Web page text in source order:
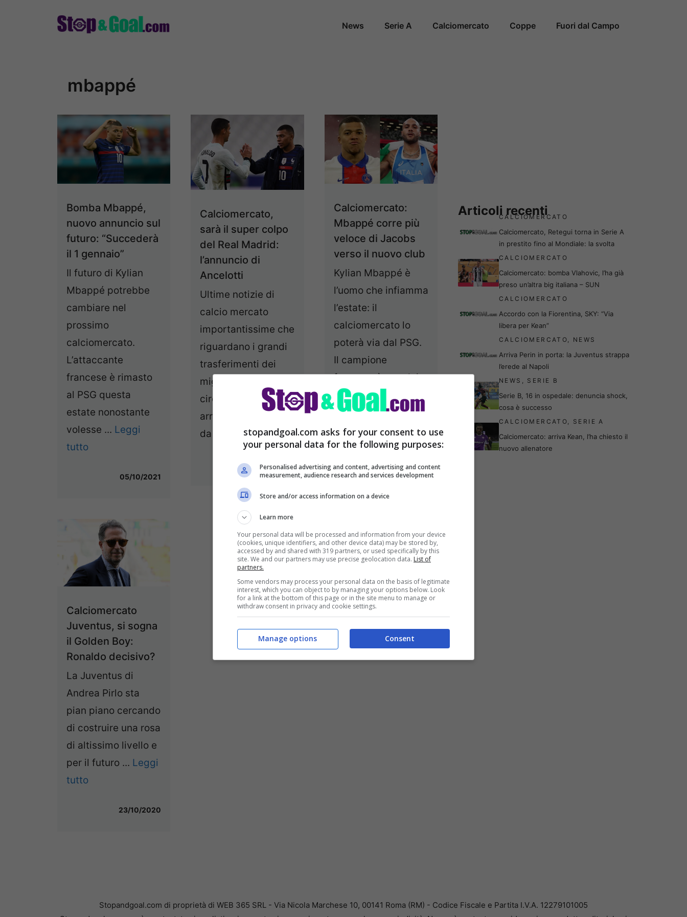
News Serie A Calciomercato Coppe Fuori dal Campo
mbappé
Bomba Mbappé,
nuovo annuncio sul
futuro: “Succederà
il 1 gennaio”
Il futuro di Kylian
Mbappé potrebbe
cambiare nel
prossimo
calciomercato.
L’attaccante
francese è rimasto
al PSG questa
estate nonostante
volesse ... Leggi
tutto
05/10/2021
Calciomercato,
sarà il super colpo
del Real Madrid:
l’annuncio di
Ancelotti
Ultime notizie di
calcio mercato
importantissime che
riguardano i grandi
trasferimenti dei
migliori attaccanti in
circolazione. Perché
arriva direttamente
da ...
Leggi tutto
13/08/2021
Calciomercato:
Mbappé corre più
veloce di Jacobs
verso il nuovo club
Kylian Mbappé è
l’uomo che infiamma
l’estate: il
calciomercato lo
poterà via dal PSG.
Il campione
francese è uno dei
...Leggi tutto
Calciomercato
Juventus, si sogna
il Golden Boy:
Ronaldo decisivo?
La Juventus di
Andrea Pirlo sta
pian piano cercando
di costruire una rosa
di altissimo livello e
per il futuro ... Leggi
tutto
23/10/2020
Articoli recenti
CALCIOMERCATO
Calciomercato, Retegui torna in Serie A
in prestito fino al Mondiale: la svolta
CALCIOMERCATO
Calciomercato: bomba Vlahovic, l’ha già
preso un’altra big italiana – SUN
CALCIOMERCATO
Accordo con la Fiorentina, SKY: “Via
libera per Kean”
CALCIOMERCATO, NEWS
Arriva Perin in porta: la Juventus strappa
l’erede al Napoli
NEWS , SERIE B
Serie B, 16 in ospedale: denuncia shock,
cosa è successo
CALCIOMERCATO, SERIE A
Calciomercato: arriva Kean, l’ha chiesto il
nuovo allenatore
Stopandgoal.com di proprietà di WEB 365 SRL - Via Nicola Marchese 10, 00141 Roma (RM) - Codice Fiscale e Partita I.V.A. 12279101005
stopandgoal.com asks for your consent to use
your personal data for the following purposes:
Personalised advertising and content, advertising and content
measurement, audience research and services development
Store and/or access information on a device
Learn more
Your personal data will be processed and information from your device
(cookies, unique identifiers, and other device data) may be stored by,
accessed by and shared with 319 partners, or used specifically by this
site. We and our partners may use precise geolocation data. List of
partners.
Some vendors may process your personal data on the basis of legitimate
interest, which you can object to by managing your options below. Look
for a link at the bottom of this page or in the site menu to manage or
withdraw consent in privacy and cookie settings.
Consent
Manage options